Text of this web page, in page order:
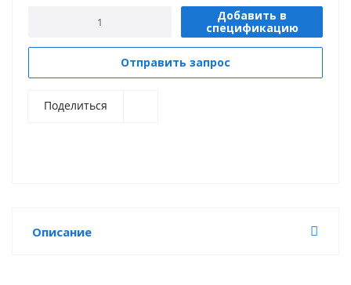
Добавить в
спецификацию
Отправить запрос
Поделиться
Описание